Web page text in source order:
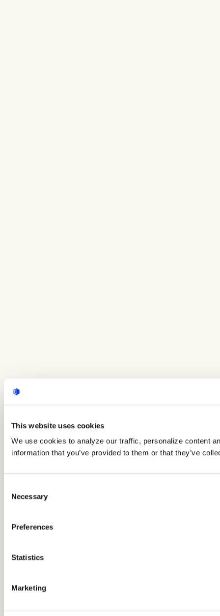
This website uses cookies
We use cookies to analyze our traffic, personalize content
information that you’ve provided to them or that they’ve
Selection
Necessary
Preferences
Statistics
Marketing